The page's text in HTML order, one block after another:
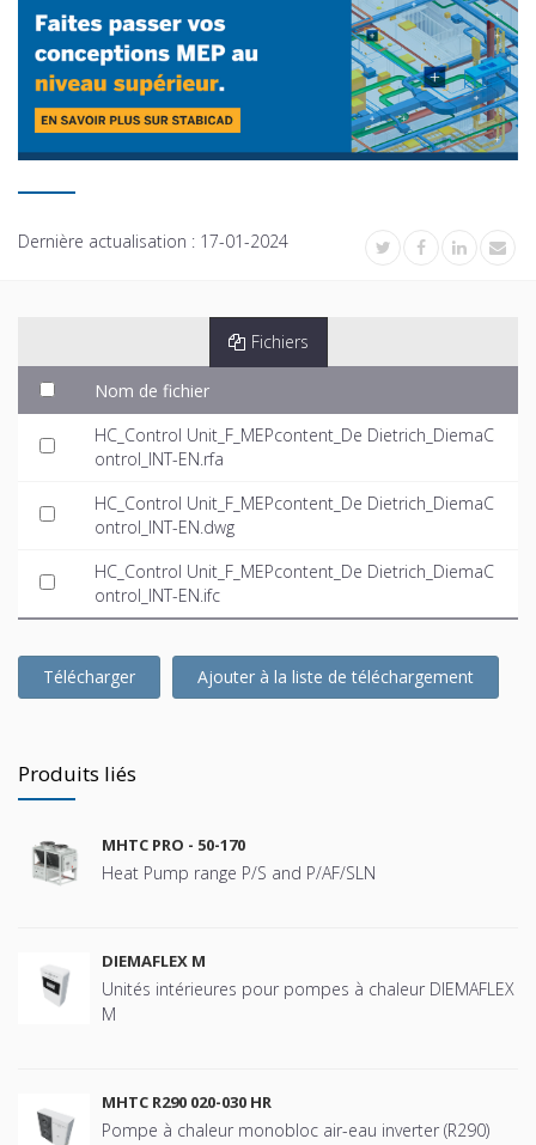
Dernière actualisation : 17-01-2024
Fichiers
Nom de fichier
HC_Control Unit_F_MEPcontent_De Dietrich_DiemaC
ontrol_INT-EN.rfa
HC_Control Unit_F_MEPcontent_De Dietrich_DiemaC
ontrol_INT-EN.dwg
HC_Control Unit_F_MEPcontent_De Dietrich_DiemaC
ontrol_INT-EN.ifc
Télécharger Ajouter à la liste de téléchargement
Produits liés
MHTC PRO - 50-170
Heat Pump range P/S and P/AF/SLN
DIEMAFLEX M
Unités intérieures pour pompes à chaleur DIEMAFLEX
M
MHTC R290 020-030 HR
Pompe à chaleur monobloc air-eau inverter (R290)